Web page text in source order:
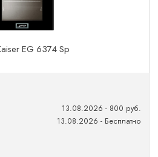
EG 6374 Sp
13.08.2026 - 800 руб.
13.08.2026 - Бесплатно